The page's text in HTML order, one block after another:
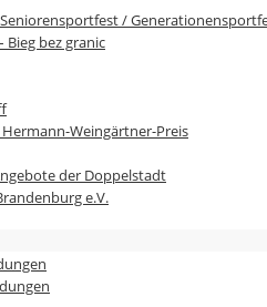
/
Bieg bez granic
Weingärtner-Preis
der Doppelstadt
e.V.